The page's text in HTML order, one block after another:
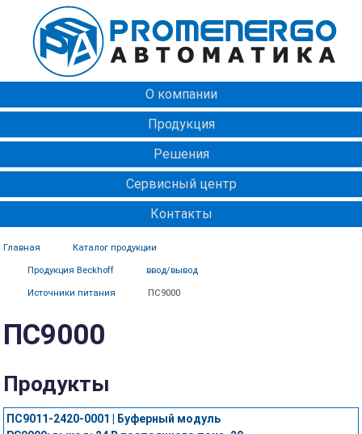
О компании
Продукция
Решения
Сервисный центр
Контакты
Главная Каталог продукции
Продукция Beckhoff ввод/вывод
Источники питания ПС9000
ПС9000
Продукты
ПС9011-2420-0001 | Буферный модуль